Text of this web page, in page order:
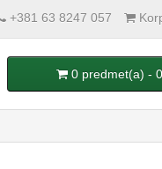
+381 63 8247 057
0 predmet(a) - 0